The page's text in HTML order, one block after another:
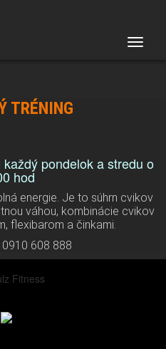
Toggle
TRÉNING
pondelok a stredu o
hod
energie. Je to súhrn cvikov
váhou, kombinácie cvikov
flexibarom a činkami.
608 888